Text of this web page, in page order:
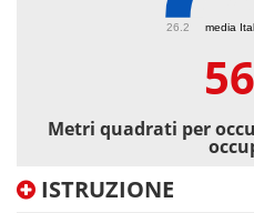
media
26.2
Metri quadrati per
ISTRUZIONE